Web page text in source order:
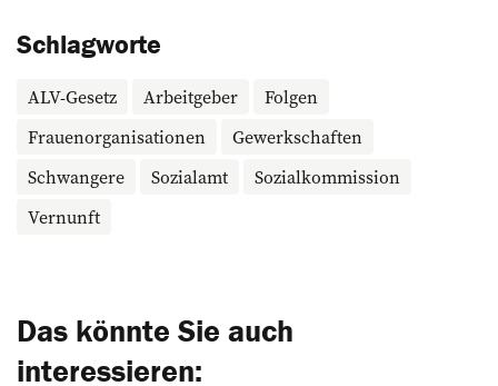
Schlagworte
ALV-Gesetz Arbeitgeber
Folgen
Frauenorganisationen
Gewerkschaften
Schwangere
Sozialamt
Sozialkommission
Vernunft
Das könnte Sie auch
interessieren: